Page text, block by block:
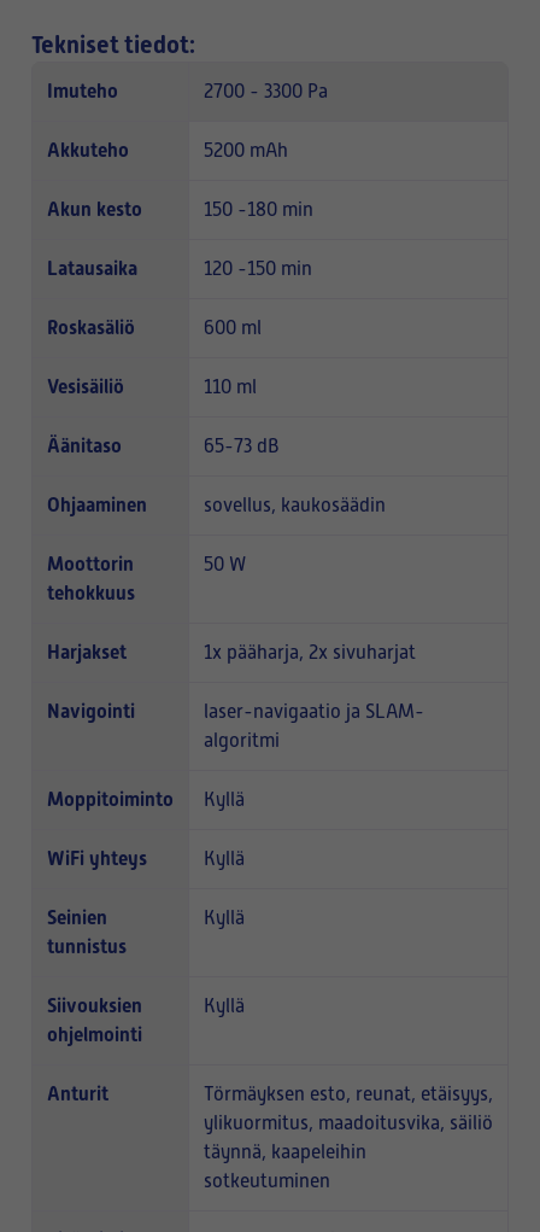
Tekniset tiedot:
Imuteho 2700 - 3300 Pa
Akkuteho 5200 mAh
Akun kesto 150 -180 min
Latausaika 120 -150 min
Roskasäliö 600 ml
Vesisäiliö 110 ml
Äänitaso 65-73 dB
Ohjaaminen sovellus, kaukosäädin
Moottorin
tehokkuus
50 W
Harjakset 1x pääharja, 2x sivuharjat
Navigointi
laser-navigaatio ja SLAM-
algoritmi
Moppitoiminto Kyllä
WiFi yhteys Kyllä
Seinien
tunnistus
Kyllä
Siivouksien
ohjelmointi
Kyllä
Anturit
Törmäyksen esto, reunat, etäisyys,
ylikuormitus, maadoitusvika, säiliö
täynnä, kaapeleihin
sotkeutuminen